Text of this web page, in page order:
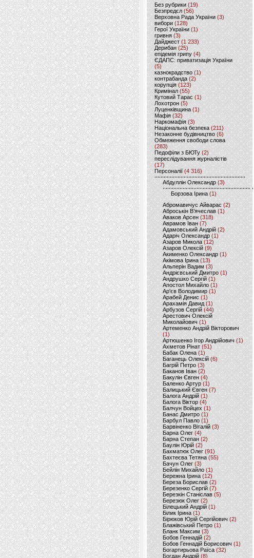
Без рубрики (19)
Безпредєл(56)
Верховна Рада України (3)
вибори(128)
Герої України(1)
гривня (3)
Дайджест (1 233)
Дерибан (25)
епідемія грипу (4)
ЄДАПС: приватизація України
(5)
казнокрадство (1)
контрабанда (2)
корупція (123)
Кримінал (55)
Кутовий Тарас (1)
Лохотрон(5)
Луценківщина (1)
Мафія (32)
Наркомафія (3)
Національна безпека (211)
Незаконне будівництво(6)
Обмеження свободи слова
(283)
Педофіли з БЮТу (2)
переслідування журналістів
(17)
Персоналії (4 316)
Абдуллін Олександр (3)
Борзова Ірина(1)
Абромавичус Айварас (2)
Аброськін В’ячеслав(1)
Аваков Арсен (318)
Аврамов Іван (7)
Адамовський Андрій(2)
Адаріч Олександр (1)
Азаров Микола (12)
Азаров Олексій (9)
Акименко Олександр(1)
Акімова Ірина(13)
Альперін Вадим (3)
Андрієвський Дмитро(1)
Андрушко Сергій(1)
Апостол Михайло(1)
Ар'єв Володимир (1)
Арабей Денис(1)
Арахамія Давид (1)
Арбузов Сергій (44)
Арестович Олексій
Миколайович(1)
Артеменко Андрій Вікторович
(1)
Артюшенко Ігор Андрійович(1)
Ахметов Рінат(51)
Бабак Олена(1)
Баганець Олексій(6)
Багрій Петро (3)
Баканов Іван(2)
Бакулін Євген (4)
Баленко Артур(1)
Балицький Євген(7)
Балога Андрій (1)
Балога Віктор (4)
Балчун Войцех (1)
Банас Дмитро (1)
Барбул Павло(1)
Барвіненко Віталій(3)
Барна Олег (4)
Барна Степан (2)
Баулін Юрій (2)
Бахматюк Олег (91)
Бахтеєва Тетяна(55)
Бачун Олег (3)
Бейлін Михайло (1)
Бережна Ірина(12)
Береза Борислав(2)
Березенко Сергій (7)
Березкін Станіслав (5)
Березюк Олег(2)
Білецький Андрій (1)
Білик Ірина (1)
Бірюков Юрій Сергійович (2)
Блажівський Петро (1)
Бланк Максим(3)
Бобов Геннадій (2)
Бобов Геннадій Борисович (1)
Богартирьова Раїса (32)
Богдан Андрій(8)